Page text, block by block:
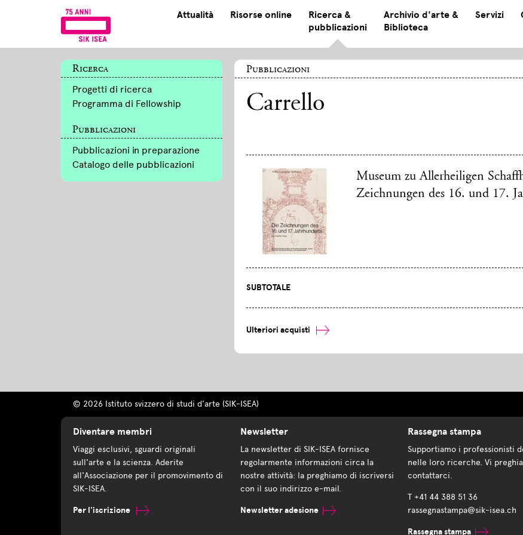
Attualità Risorse online
Ricerca &
pubblicazioni
Archivio d'arte &
Biblioteca
Servizi
Ricerca
Progetti di ricerca
Programma di Fellowship
Pubblicazioni
Pubblicazioni in preparazione
Catalogo delle pubblicazioni
Pubblicazioni
Carrello
Museum zu Allerheiligen
Zeichnungen des 16. und 17.
SUBTOTALE
Ulteriori acquisti
© 2026 Istituto svizzero di studi d'arte (SIK-ISEA)
Diventare membri
Viaggi esclusivi, sguardi originali
sull'arte e la scienza. Aderite
all'Associazione per il promovimento di
SIK-ISEA.
Per l'iscrizione
Newsletter
La newsletter di SIK-ISEA fornisce
regolarmente informazioni circa la
nostre attività: la preghiamo di iscriversi
con il suo indirizzo e-mail.
Newsletter adesione
Rassegna stampa
Supportiamo i professionisti
nelle loro ricerche. Vi
contattarci.
T +41 44 388 51 36
rassegnastampa@sik-isea.ch
Rassegna stampa